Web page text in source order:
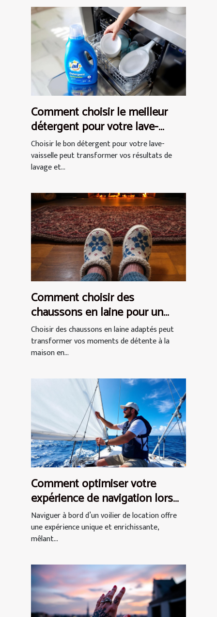
Comment choisir le meilleur
détergent pour votre lave-
vaisselle ?
Choisir le bon détergent pour votre lave-
vaisselle peut transformer vos résultats de
lavage et...
Comment choisir des
chaussons en laine pour un
confort optimal ?
Choisir des chaussons en laine adaptés peut
transformer vos moments de détente à la
maison en...
Comment optimiser votre
expérience de navigation lors
d'une location de voilier ?
Naviguer à bord d’un voilier de location offre
une expérience unique et enrichissante,
mêlant...